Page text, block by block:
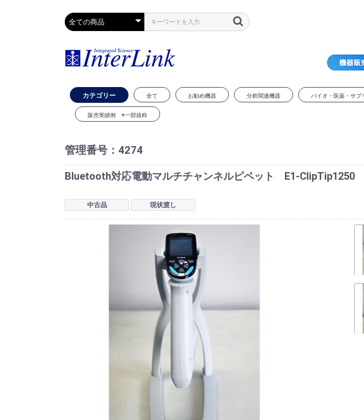
カテゴリー 全て お勧め機器 分析関連機器 バイオ・医薬・サプ
販売実績例 ※一部抜粋
管理番号： 4274
Bluetooth対応電動マルチチャンネルピペット E1-ClipTip1250
中古品 現状渡し